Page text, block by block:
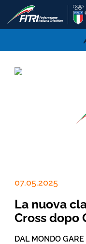
07.05.2025
La nuova
Cross dopo
DAL MONDO GARE